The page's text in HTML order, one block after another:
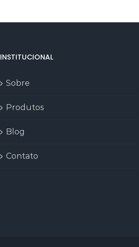
INSTITUCIONAL
Sobre
Produtos
Blog
Contato